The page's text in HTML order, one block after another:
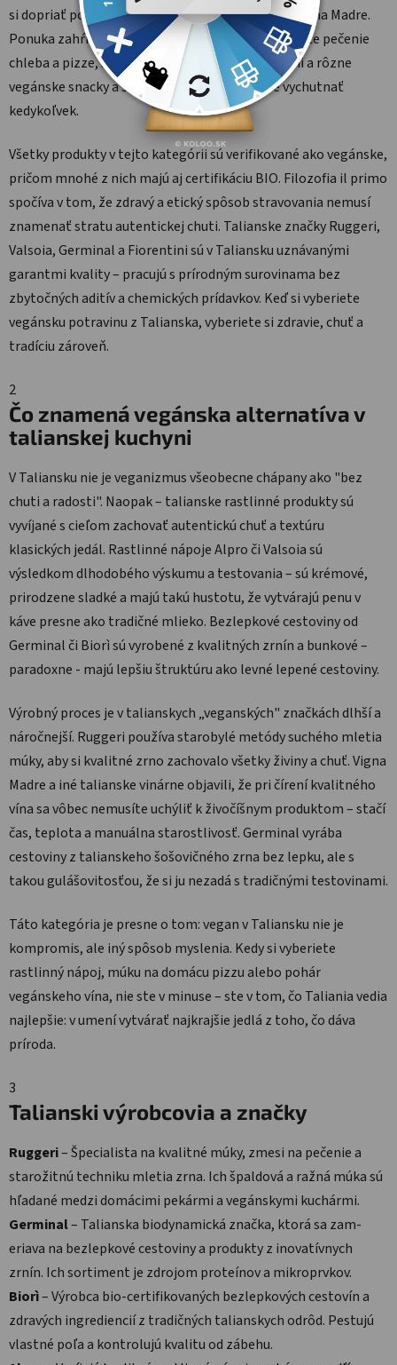
si dopriať pohár vegánskeho červeného vína od Vigna Madre.
Ponuka zahŕňa aj kvalitné múky Ruggeri na domáce pečenie
chleba a pizze, sušené ovocné šťavy od Fiorentini a rôzne
vegánske snacky a sladkosti, ktoré si môžete vychutnať
kedykoľvek.
Všetky produkty v tejto kategórii sú verifikované ako vegánske,
pričom mnohé z nich majú aj certifikáciu BIO. Filozofia il primo
spočíva v tom, že zdravý a etický spôsob stravovania nemusí
znamenať stratu autentickej chuti. Talianske značky Ruggeri,
Valsoia, Germinal a Fiorentini sú v Taliansku uznávanými
garantmi kvality – pracujú s prírodným surovinama bez
zbytočných aditív a chemických prídavkov. Keď si vyberiete
vegánsku potravinu z Talianska, vyberiete si zdravie, chuť a
tradíciu zároveň.
2
Čo znamená vegánska alternatíva v
talianskej kuchyni
V Taliansku nie je veganizmus všeobecne chápany ako "bez
chuti a radosti". Naopak – talianske rastlinné produkty sú
vyvíjané s cieľom zachovať autentickú chuť a textúru
klasických jedál. Rastlinné nápoje Alpro či Valsoia sú
výsledkom dlhodobého výskumu a testovania – sú krémové,
prirodzene sladké a majú takú hustotu, že vytvárajú penu v
káve presne ako tradičné mlieko. Bezlepkové cestoviny od
Germinal či Biorì sú vyrobené z kvalitných zrnín a bunkové –
paradoxne - majú lepšiu štruktúru ako levné lepené cestoviny.
Výrobný proces je v talianskych „veganských" značkách dlhší a
náročnejší. Ruggeri používa starobylé metódy suchého mletia
múky, aby si kvalitné zrno zachovalo všetky živiny a chuť. Vigna
Madre a iné talianske vinárne objavili, že pri čírení kvalitného
vína sa vôbec nemusíte uchýliť k živočíšnym produktom – stačí
čas, teplota a manuálna starostlivosť. Germinal vyrába
cestoviny z talianskeho šošovičného zrna bez lepku, ale s
takou gulášovitosťou, že si ju nezadá s tradičnými testovinami.
Táto kategória je presne o tom: vegan v Taliansku nie je
kompromis, ale iný spôsob myslenia. Kedy si vyberiete
rastlinný nápoj, múku na domácu pizzu alebo pohár
vegánskeho vína, nie ste v minuse – ste v tom, čo Taliania vedia
najlepšie: v umení vytvárať najkrajšie jedlá z toho, čo dáva
príroda.
3
Talianski výrobcovia a značky
Ruggeri– Špecialista na kvalitné múky, zmesi na pečenie a
starožitnú techniku mletia zrna. Ich špaldová a ražná múka sú
hľadané medzi domácimi pekármi a vegánskymi kuchármi.
Germinal– Talianska biodynamická značka, ktorá sa zam­
eriava na bezlepkové cestoviny a produkty z inovatívnych
zrnín. Ich sortiment je zdrojom proteínov a mikroprvkov.
Biorì– Výrobca bio-certifikovaných bezlepkových cestovín a
zdravých ingrediencií z tradičných talianskych odrôd. Pestuj­ú
vlastné poľa a kontrolujú kvalitu od zábehu.